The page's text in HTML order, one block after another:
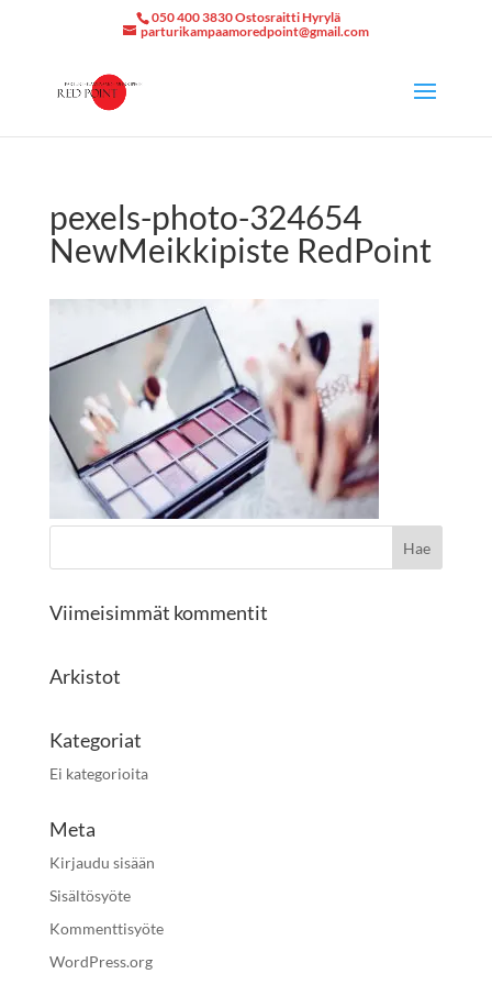
050 400 3830 Ostosraitti Hyrylä
parturikampaamoredpoint@gmail.com
pexels-photo-324654
NewMeikkipiste RedPoint
Viimeisimmät kommentit
Arkistot
Kategoriat
Ei kategorioita
Meta
Kirjaudu sisään
Sisältösyöte
Kommenttisyöte
WordPress.org